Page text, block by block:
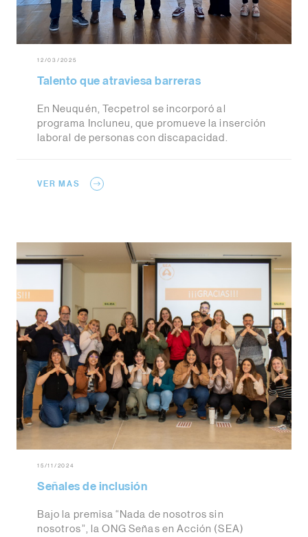
12/03/2025
Talento que atraviesa barreras
En Neuquén, Tecpetrol se incorporó al
programa Incluneu, que promueve la inserción
laboral de personas con discapacidad.
VER MAS
15/11/2024
Señales de inclusión
Bajo la premisa “Nada de nosotros sin
nosotros”, la ONG Señas en Acción (SEA)